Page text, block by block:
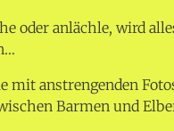
oder anlächle, wird
mit anstrengenden
Barmen und